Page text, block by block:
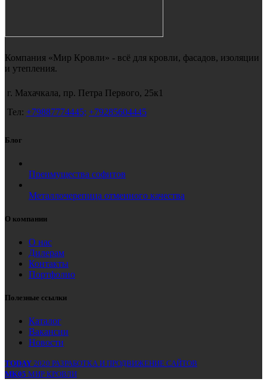
Компания «Мир Кровли» - всё для кровли, фасадов, изоляции
и утепления.
г. Махачкала, пр. Петра Первого, 25к1
Тел: +79887774445; +79285604445
Блог
Преимущества софитов
Металлочерепица отменного качества
О компании
О нас
Дилерам
Контакты
Портфолио
Полезные ссылки
Каталог
Вакансии
Новости
TODAY 2020 РАЗРАБОТКА И ПРОДВИЖЕНИЕ САЙТОВ
MK05 МИР КРОВЛИ